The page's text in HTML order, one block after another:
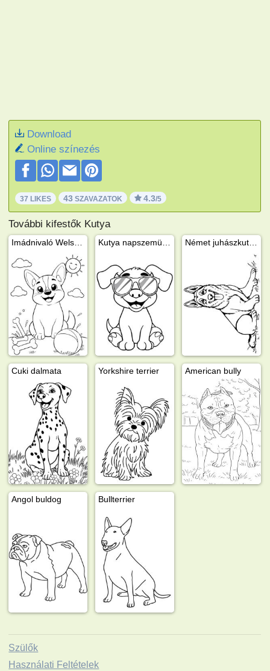
Download
Online színezés
37 LIKES 43 SZAVAZATOK 4.3/5
További kifestők Kutya
Cuki dalmata Yorkshire terrier American bully
Angol buldog Bullterrier
Szülők
Használati Feltételek